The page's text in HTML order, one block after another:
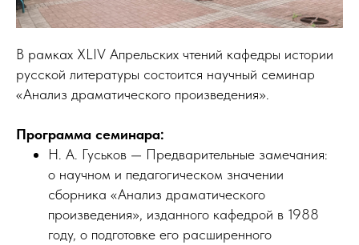
В рамках XLIV Апрельских чтений кафедры истории
русской литературы состоится научный семинар
«Анализ драматического произведения».
Программа семинара:
Н. А. Гуськов — Предварительные замечания:
о научном и педагогическом значении
сборника «Анализ драматического
произведения», изданного кафедрой в 1988
году, о подготовке его расширенного